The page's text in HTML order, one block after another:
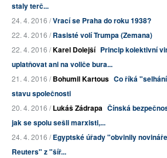
staly terč...
24. 4. 2016 /Vrací se Praha do roku 1938?
22. 4. 2016 /Rasisté volí Trumpa (Zemana)
22. 4. 2016 /Karel Dolejší Princip kolektivní
uplatňovat ani na voliče bura...
21. 4. 2016 /Bohumil Kartous Co říká
stavu společnosti
20. 4. 2016 /Lukáš Zádrapa Čínská
jak se spolu sešli marxisti,...
24. 4. 2016 /Egyptské úřady "obvinily
Reuters" z "šíř...